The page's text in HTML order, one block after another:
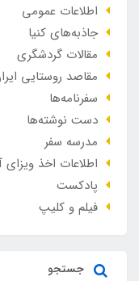
اطلاعات عمومی
جاذبه‌های کنیا
مقالات گردشگری
مقاصد روستایی
سفرنامه‌ها
دست نوشته‌ها
مدرسه سفر
اطلاعات اخذ ویزای
پادکست
فیلم و کلیپ
جستجو